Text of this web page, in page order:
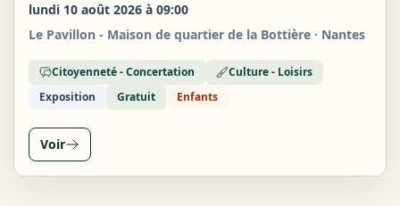
lundi 10 août 2026 à 09:00
Le Pavillon - Maison de quartier de la Bottière · Nantes
Citoyenneté - Concertation
Culture - Loisirs
Exposition
Gratuit Enfants
Voir